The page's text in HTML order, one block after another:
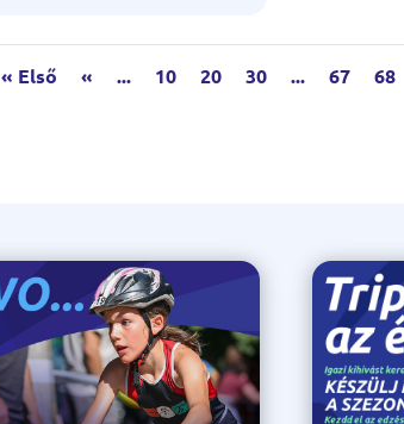
« Első « ... 10 20 30 ... 67 68